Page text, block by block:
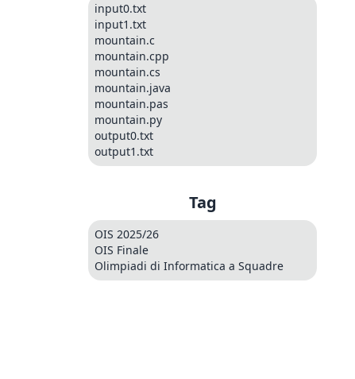
input0.txt
input1.txt
mountain.c
mountain.cpp
mountain.cs
mountain.java
mountain.pas
mountain.py
output0.txt
output1.txt
Tag
OIS 2025/26
OIS Finale
Olimpiadi di Informatica a Squadre